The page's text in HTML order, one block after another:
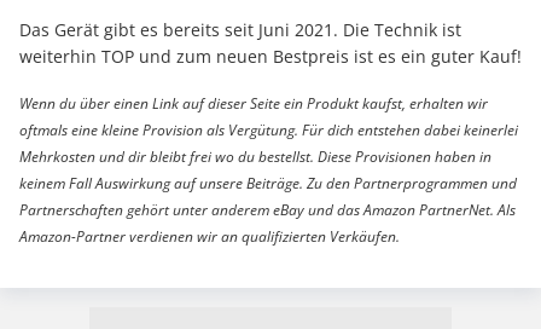
Das Gerät gibt es bereits seit Juni 2021. Die Technik ist
weiterhin TOP und zum neuen Bestpreis ist es ein guter Kauf!
Wenn du über einen Link auf dieser Seite ein Produkt kaufst, erhalten wir
oftmals eine kleine Provision als Vergütung. Für dich entstehen dabei keinerlei
Mehrkosten und dir bleibt frei wo du bestellst. Diese Provisionen haben in
keinem Fall Auswirkung auf unsere Beiträge. Zu den Partnerprogrammen und
Partnerschaften gehört unter anderem eBay und das Amazon PartnerNet. Als
Amazon-Partner verdienen wir an qualifizierten Verkäufen.